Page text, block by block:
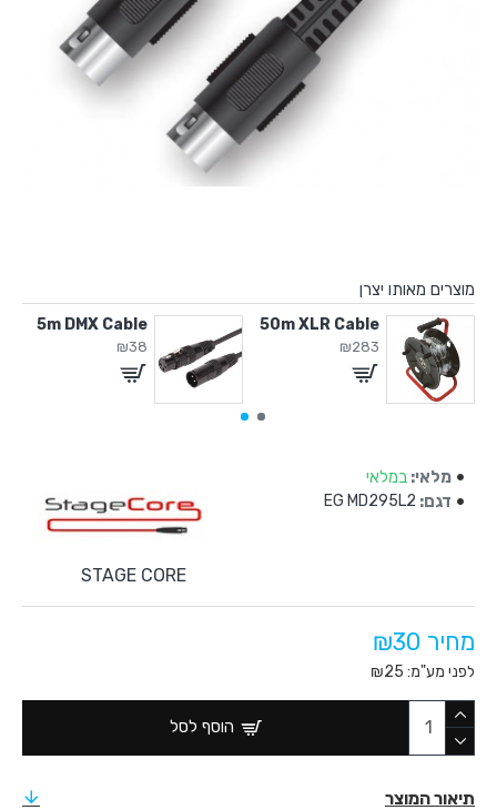
מוצרים מאותו יצרן
50m XLR Cable
₪283
5m DMX Cable
₪38
מלאי: במלאי
דגם: EG MD295L2
STAGE CORE
מחיר ₪30
לפני מע"מ: ₪25
הוסף לסל
תיאור המוצר